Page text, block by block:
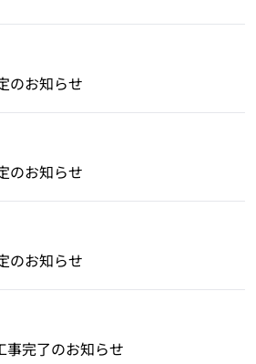
のお知らせ
のお知らせ
のお知らせ
事完了のお知らせ